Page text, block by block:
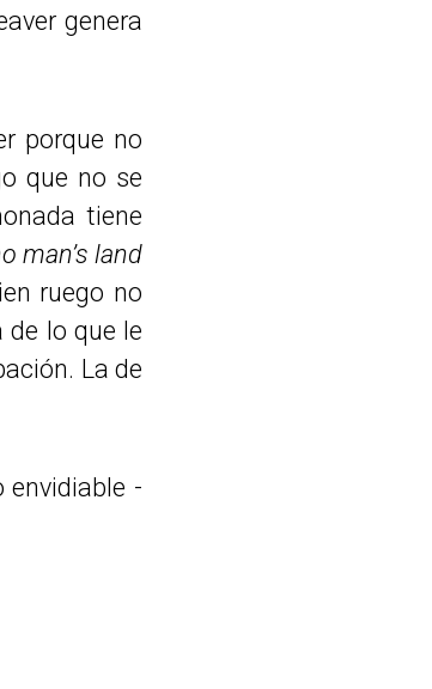
genera
porque no
que no se
tiene
man’s land
ruego no
lo que le
La de
-